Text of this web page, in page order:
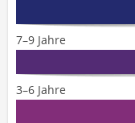
7–9 Jahre
3–6 Jahre